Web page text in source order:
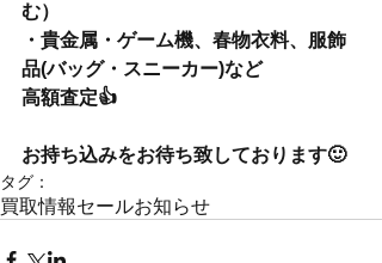
む）
・貴金属・ゲーム機、春物衣料、服飾
品(バッグ・スニーカー)など
高額査定👍
お持ち込みをお待ち致しております🙂
タグ：
買取情報セールお知らせ